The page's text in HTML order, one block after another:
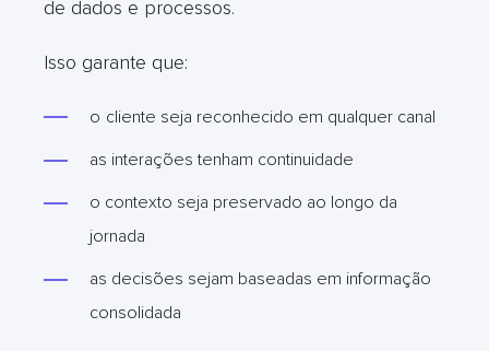
de dados e processos.
Isso garante que:
o cliente seja reconhecido em qualquer canal
as interações tenham continuidade
o contexto seja preservado ao longo da
jornada
as decisões sejam baseadas em informação
consolidada